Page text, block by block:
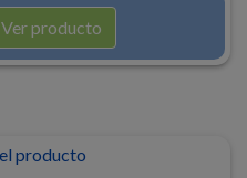
Ver producto